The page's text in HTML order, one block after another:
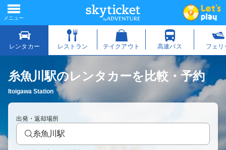
糸魚川駅のレンタカーを比較・予約
Itoigawa Station
出発・返却場所
糸魚川駅